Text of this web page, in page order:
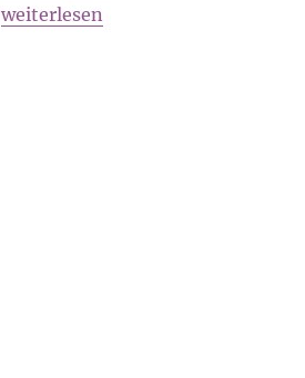
„Evening Promenade Jumper“
weiterlesen